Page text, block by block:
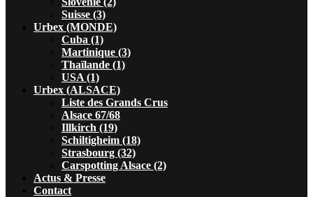
Suisse (3)
Urbex (MONDE)
Cuba (1)
Martinique (3)
Thaïlande (1)
USA (1)
Urbex (ALSACE)
Liste des Grands Crus
Alsace 67/68
Illkirch (19)
Schiltigheim (18)
Strasbourg (32)
Carspotting Alsace (2)
Actus & Presse
Contact